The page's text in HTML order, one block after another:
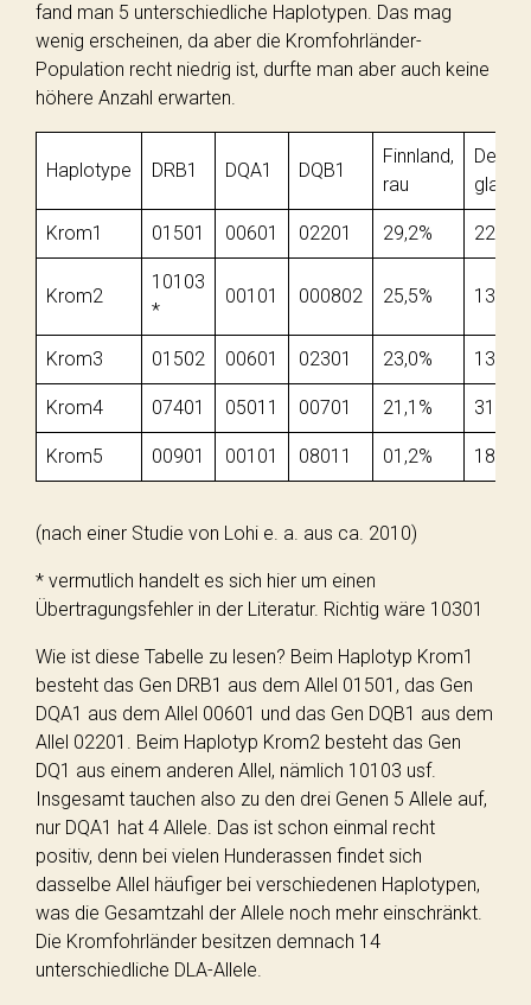
fand man 5 unterschiedliche Haplotypen. Das mag
wenig erscheinen, da aber die Kromfohrländer-
Population recht niedrig ist, durfte man aber auch keine
höhere Anzahl erwarten.
Haplotype DRB1 DQA1 DQB1
Finnland,
rau
glatt
Krom1 01501 00601 02201 29,2% 22,7%
Krom2
10103
*
00101 000802 25,5% 13,6%
Krom3 01502 00601 02301 23,0% 13,6%
Krom4 07401 05011 00701 21,1% 31,8%
Krom5 00901 00101 08011 01,2% 18,2%
(nach einer Studie von Lohi e. a. aus ca. 2010)
* vermutlich handelt es sich hier um einen
Übertragungsfehler in der Literatur. Richtig wäre 10301
Wie ist diese Tabelle zu lesen? Beim Haplotyp Krom1
besteht das Gen DRB1 aus dem Allel 01501, das Gen
DQA1 aus dem Allel 00601 und das Gen DQB1 aus dem
Allel 02201. Beim Haplotyp Krom2 besteht das Gen
DQ1 aus einem anderen Allel, nämlich 10103 usf.
Insgesamt tauchen also zu den drei Genen 5 Allele auf,
nur DQA1 hat 4 Allele. Das ist schon einmal recht
positiv, denn bei vielen Hunderassen findet sich
dasselbe Allel häufiger bei verschiedenen Haplotypen,
was die Gesamtzahl der Allele noch mehr einschränkt.
Die Kromfohrländer besitzen demnach 14
unterschiedliche DLA-Allele.